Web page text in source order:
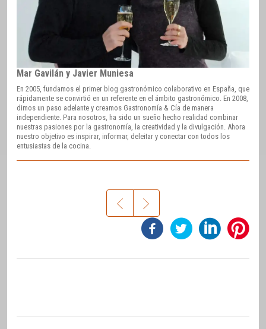
Mar Gavilán y Javier Muniesa
En 2005, fundamos el primer blog gastronómico colaborativo en España, que
rápidamente se convirtió en un referente en el ámbito gastronómico. En 2008,
dimos un paso adelante y creamos Gastronomía & Cía de manera
independiente. Para nosotros, ha sido un sueño hecho realidad combinar
nuestras pasiones por la gastronomía, la creatividad y la divulgación. Ahora
nuestro objetivo es inspirar, informar, deleitar y conectar con todos los
entusiastas de la cocina.